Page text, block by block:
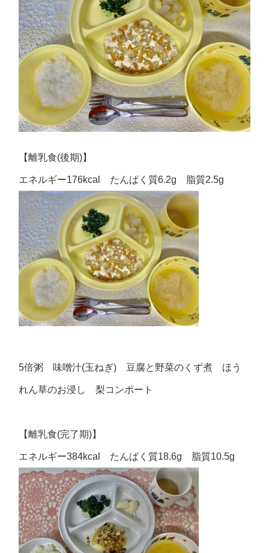
【離乳食(後期)】
エネルギー176kcal たんぱく質6.2g 脂質2.5g
5倍粥 味噌汁(玉ねぎ) 豆腐と野菜のくず煮 ほう
れん草のお浸し 梨コンポート
【離乳食(完了期)】
エネルギー384kcal たんぱく質18.6g 脂質10.5g